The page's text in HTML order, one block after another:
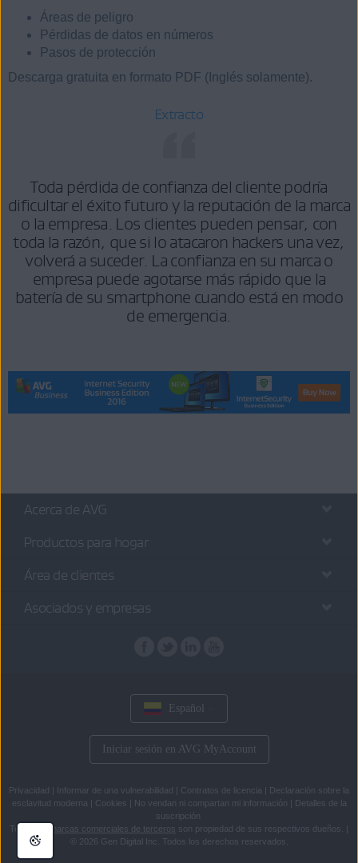
Áreas de peligro
Pérdidas de datos en números
Pasos de protección
Descarga gratuita en formato PDF (Inglés solamente).
Extracto
Toda pérdida de confianza del cliente podría
dificultar el éxito futuro y la reputación de la marca
o la empresa. Los clientes pueden pensar, con
toda la razón, que si lo atacaron hackers una vez,
volverá a suceder. La confianza en su marca o
empresa puede agotarse más rápido que la
batería de su smartphone cuando está en modo
de emergencia.
Acerca de AVG
Productos para hogar
Área de clientes
Asociados y empresas
Español
Iniciar sesión en AVG MyAccount
Privacidad | Informar de una vulnerabilidad | Contratos de licencia | Declaración sobre la
esclavitud moderna | Cookies | No vendan ni compartan mi información | Detalles de la
suscripción
Todas las
marcas comerciales de terceros son propiedad de sus respectivos dueños.
|
© 2026 Gen Digital Inc. Todos los derechos reservados.